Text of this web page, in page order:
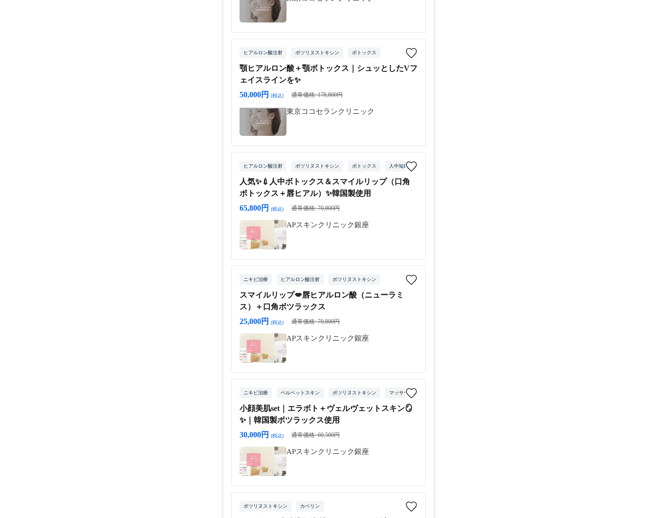
ヒアルロン酸注射 ボツリヌストキシン ボトックス
顎ヒアルロン酸＋顎ボトックス｜シュッとしたVフ
ェイスラインを✨
50,000円
(税込) 通常価格: 178,800円
東京ココセランクリニック
ヒアルロン酸注射 ボツリヌストキシン ボトックス 人中短縮
人気✨💉人中ボトックス＆スマイルリップ（口角
ボトックス＋唇ヒアル）✨韓国製使用
65,800円
(税込) 通常価格: 70,800円
APスキンクリニック銀座
ニキビ治療 ヒアルロン酸注射 ボツリヌストキシン
スマイルリップ💋唇ヒアルロン酸（ニューラミ
ス）＋口角ボツラックス
25,000円
(税込) 通常価格: 70,800円
APスキンクリニック銀座
ニキビ治療 ベルベットスキン ボツリヌストキシン マッサージピール
小顔美肌set｜エラボト＋ヴェルヴェットスキン🪞
✨｜韓国製ボツラックス使用
30,000円
(税込) 通常価格: 60,500円
APスキンクリニック銀座
ボツリヌストキシン カベリン